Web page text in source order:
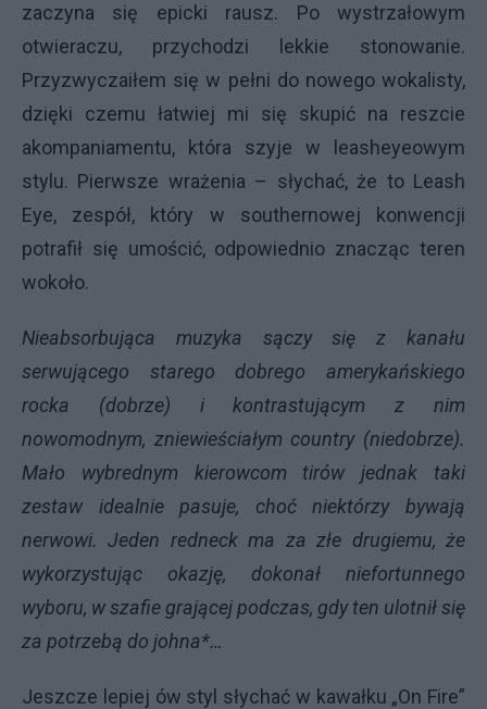
zaczyna się epicki rausz. Po wystrzałowym
otwieraczu, przychodzi lekkie stonowanie.
Przyzwyczaiłem się w pełni do nowego wokalisty,
dzięki czemu łatwiej mi się skupić na reszcie
akompaniamentu, która szyje w leasheyeowym
stylu. Pierwsze wrażenia – słychać, że to Leash
Eye, zespół, który w southernowej konwencji
potrafił się umościć, odpowiednio znacząc teren
wokoło.
Nieabsorbująca muzyka sączy się z kanału
serwującego starego dobrego amerykańskiego
rocka (dobrze) i kontrastującym z nim
nowomodnym, zniewieściałym country (niedobrze).
Mało wybrednym kierowcom tirów jednak taki
zestaw idealnie pasuje, choć niektórzy bywają
nerwowi. Jeden redneck ma za złe drugiemu, że
wykorzystując okazję, dokonał niefortunnego
wyboru, w szafie grającej podczas, gdy ten ulotnił się
za potrzebą do johna*…
Jeszcze lepiej ów styl słychać w kawałku „On Fire”